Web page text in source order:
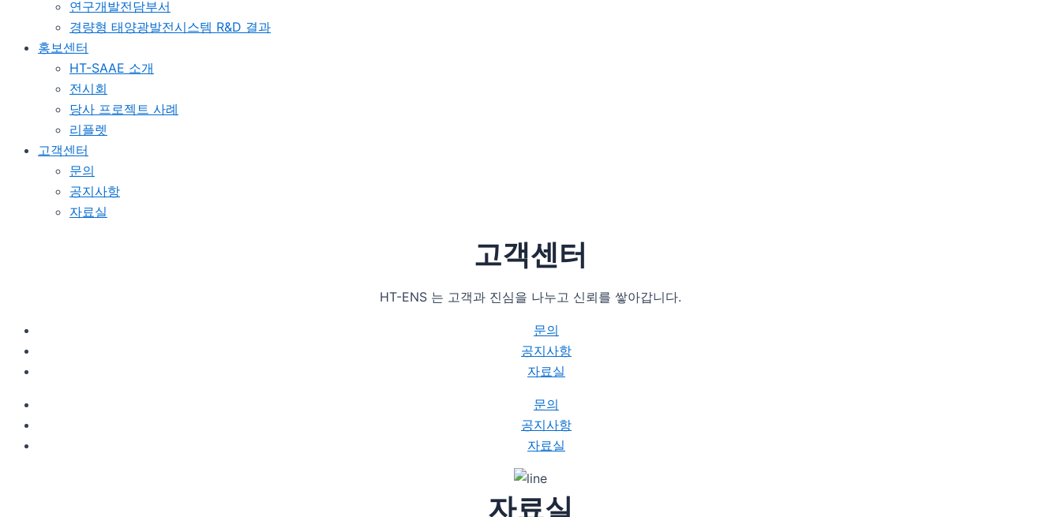
연구개발전담부서
경량형 태양광발전시스템 R&D 결과
홍보센터
HT-SAAE 소개
전시회
당사 프로젝트 사례
리플렛
고객센터
문의
공지사항
자료실
고객센터
HT-ENS 는 고객과 진심을 나누고 신뢰를 쌓아갑니다.
문의
공지사항
자료실
문의
공지사항
자료실
자료실